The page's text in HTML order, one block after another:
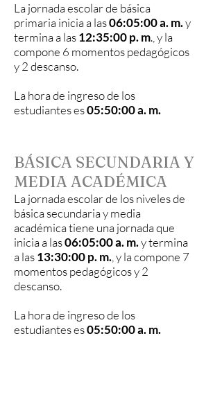
La jornada escolar de básica
primaria inicia a las06:05:00 a. m.y
termina a las12:35:00 p. m., y la
compone 6 momentos pedagógicos
y 2 descanso.
La hora de ingreso de los
estudiantes es05:50:00 a. m.
BÁSICA SECUNDARIA Y
MEDIA ACADÉMICA
La jornada escolar de los niveles de
básica secundaria y media
académica tiene una jornada que
inicia a las06:05:00 a. m.y termina
a las13:30:00 p. m. , y la compone 7
momentos pedagógicos y 2
descanso.
La hora de ingreso de los
estudiantes es05:50:00 a. m.